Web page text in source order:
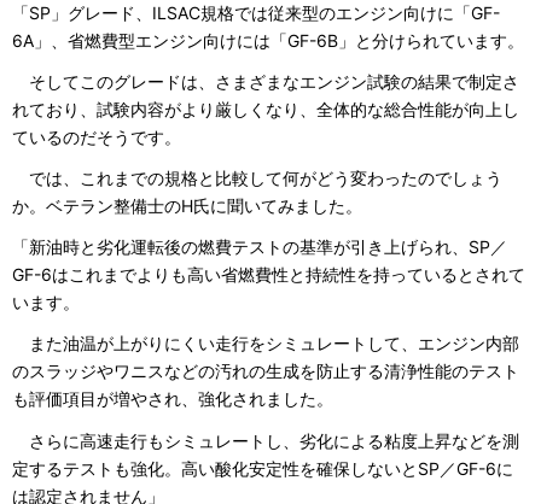
「SP」グレード、ILSAC規格では従来型のエンジン向けに「GF-
6A」、省燃費型エンジン向けには「GF-6B」と分けられています。
そしてこのグレードは、さまざまなエンジン試験の結果で制定さ
れており、試験内容がより厳しくなり、全体的な総合性能が向上し
ているのだそうです。
では、これまでの規格と比較して何がどう変わったのでしょう
か。ベテラン整備士のH氏に聞いてみました。
「新油時と劣化運転後の燃費テストの基準が引き上げられ、SP／
GF-6はこれまでよりも高い省燃費性と持続性を持っているとされて
います。
また油温が上がりにくい走行をシミュレートして、エンジン内部
のスラッジやワニスなどの汚れの生成を防止する清浄性能のテスト
も評価項目が増やされ、強化されました。
さらに高速走行もシミュレートし、劣化による粘度上昇などを測
定するテストも強化。高い酸化安定性を確保しないとSP／GF-6に
は認定されません」